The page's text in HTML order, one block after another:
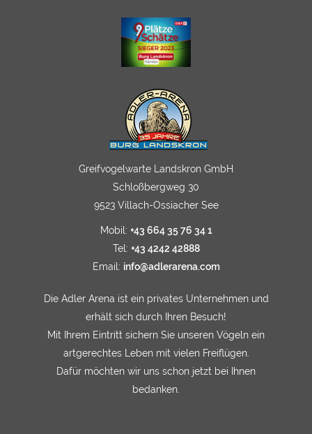
Greifvogelwarte Landskron GmbH
Schloßbergweg 30
9523 Villach-Ossiacher See
Mobil: +43 664 35 76 34 1
Tel: +43 4242 42888
Email: info@adlerarena.com
Die Adler Arena ist ein privates Unternehmen und
erhält sich durch Ihren Besuch!
Mit Ihrem Eintritt sichern Sie unseren Vögeln ein
artgerechtes Leben mit vielen Freiflügen.
Dafür möchten wir uns schon jetzt bei Ihnen
bedanken.